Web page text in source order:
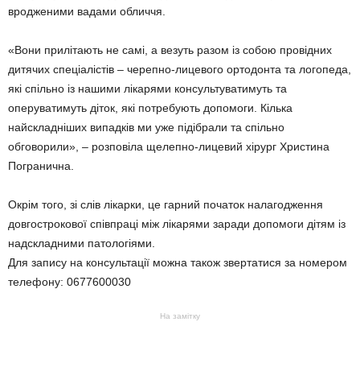
вродженими вадами обличчя.
«Вони прилітають не самі, а везуть разом із собою провідних
дитячих спеціалістів – черепно-лицевого ортодонта та логопеда,
які спільно із нашими лікарями консультуватимуть та
оперуватимуть діток, які потребують допомоги. Кілька
найскладніших випадків ми уже підібрали та спільно
обговорили», – розповіла щелепно-лицевий хірург Христина
Погранична.
Окрім того, зі слів лікарки, це гарний початок налагодження
довгострокової співпраці між лікарями заради допомоги дітям із
надскладними патологіями.
Для запису на консультації можна також звертатися за номером
телефону: 0677600030
На замітку